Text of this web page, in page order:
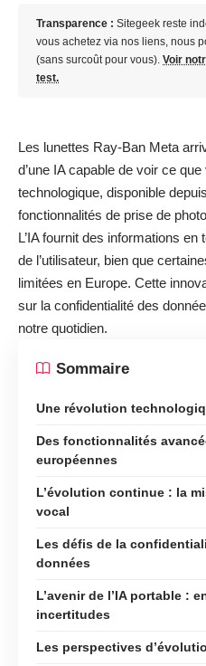
Transparence : Sitegeek reste
vous achetez via nos liens, nous
(sans surcoût pour vous). Voir
test.
Les lunettes Ray-Ban Meta
d’une IA capable de voir ce
technologique, disponible
fonctionnalités de prise de
L’IA fournit des informations
de l’utilisateur, bien que
limitées en Europe. Cette
sur la confidentialité des
notre quotidien.
Sommaire
Une révolution
Des fonctionnalités
européennes
L’évolution continue : la
vocal
Les défis de la
données
L’avenir de l’IA portable :
incertitudes
Les perspectives